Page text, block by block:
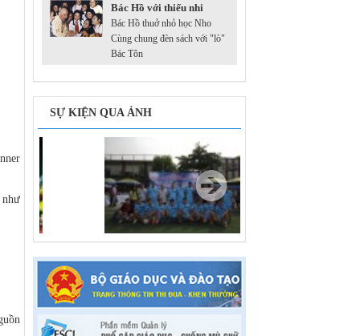
như
V/v báo cáo kết quả và tự chấm điểm
thi đua thực hiện nhiệm vụ văn thư,
lưu trữ năm 2015-2
Bác Hồ với thiếu nhi
Bác Hồ thuở nhỏ học Nho
Cùng chung đèn sách với "lò"
Bác Tôn
SỰ KIỆN QUA ẢNH